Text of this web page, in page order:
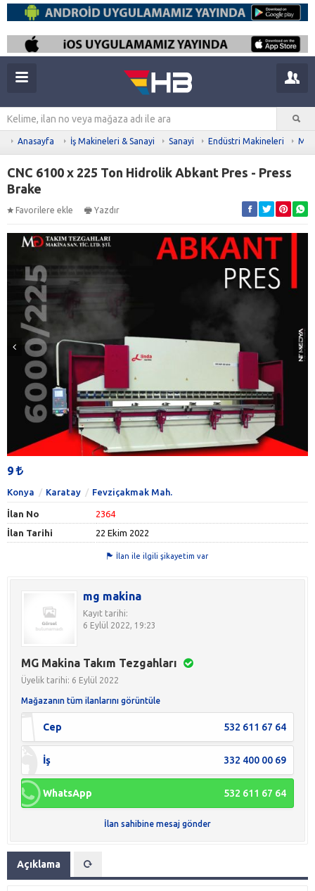
Anasayfa İş Makineleri & Sanayi Sanayi Endüstri Makineleri
CNC 6100 x 225 Ton Hidrolik Abkant Pres - Press
Brake
Favorilere ekle Yazdır
9
Konya Karatay Fevziçakmak Mah.
İlan No
2364
İlan Tarihi
22 Ekim 2022
İlan ile ilgili şikayetim var
mg makina
Kayıt tarihi:
6 Eylül 2022, 19:23
MG Makina Takım Tezgahları
Üyelik tarihi: 6 Eylül 2022
Mağazanın tüm ilanlarını görüntüle
Cep 532 611 67 64
İş 332 400 00 69
WhatsApp 532 611 67 64
İlan sahibine mesaj gönder
Açıklama